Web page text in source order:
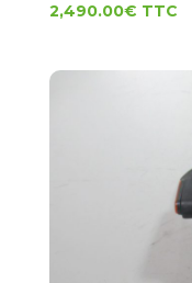
2,490.00€ TTC